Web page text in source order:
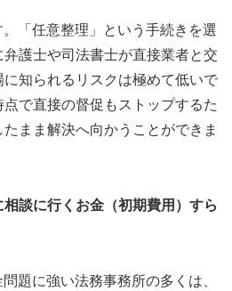
「任意整理」という手続きを選
護士や司法書士が直接業者と交
知られるリスクは極めて低いで
で直接の督促もストップするた
まま解決へ向かうことができま
談に行くお金（初期費用）すら
題に強い法務事務所の多くは、